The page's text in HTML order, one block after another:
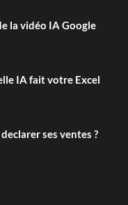
la vidéo IA Google
IA fait votre Excel
ses ventes ?